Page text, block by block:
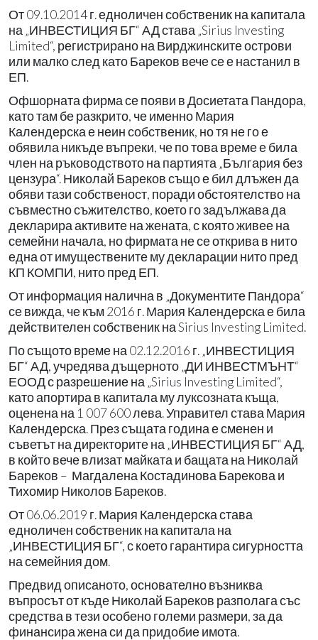
От 09.10.2014 г. едноличен собственик на капитала
на „ИНВЕСТИЦИЯ БГ“ АД става „Sirius Investing
Limited“, регистрирано на Вирджинските острови
или малко след като Бареков вече се е настанил в
ЕП.
Офшорната фирма се появи в Досиетата Пандора,
като там бе разкрито, че именно Мария
Календерска е неин собственик, но тя не го е
обявила никъде въпреки, че по това време е била
член на ръководството на партията „България без
цензура“. Николай Бареков също е бил длъжен да
обяви тази собственост, поради обстоятелство на
съвместно съжителство, което го задължава да
декларира активите на жената, с която живее на
семейни начала, но фирмата не се открива в нито
една от имуществените му декларации нито пред
КП КОМПИ, нито пред ЕП.
От информация налична в „Документите Пандора“
се вижда, че към 2016 г. Мария Календерска е била
действителен собственик на Sirius Investing Limited.
По същото време на 02.12.2016 г. „ИНВЕСТИЦИЯ
БГ“ АД, учредява дъщерното „ДИ ИНВЕСТМЪНТ“
ЕООД с разрешение на „Sirius Investing Limited“,
като апортира в капитала му луксозната къща,
оценена на 1 007 600 лева. Управител става Мария
Календерска. През същата година е сменен и
съветът на директорите на „ИНВЕСТИЦИЯ БГ“ АД,
в който вече влизат майката и бащата на Николай
Бареков – Магдалена Костадинова Барекова и
Тихомир Николов Бареков.
От 06.06.2019 г. Мария Календерска става
едноличен собственик на капитала на
„ИНВЕСТИЦИЯ БГ“, с което гарантира сигурността
на семейния дом.
Предвид описаното, основателно възниква
въпросът от къде Николай Бареков разполага със
средства в тези особено големи размери, за да
финансира жена си да придобие имота.